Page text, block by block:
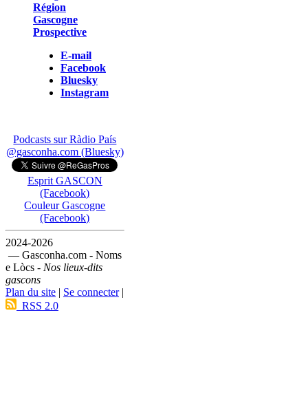
Région
Gascogne
Prospective
E-mail
Facebook
Bluesky
Instagram
Podcasts sur Ràdio País
@gasconha.com (Bluesky)
Esprit GASCON
(Facebook)
Couleur Gascogne
(Facebook)
2024-2026
— Gasconha.com - Noms
e Lòcs - Nos lieux-dits
gascons
Plan du site | Se connecter|
RSS 2.0